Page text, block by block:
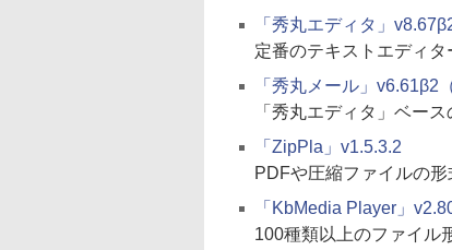
「秀丸エディタ」
定番のテキストエディタ
「秀丸メール」v6.61β2
「秀丸エディタ」ベー
「ZipPla」v1.5.3.2
PDFや圧縮ファイルの
「KbMedia Player」
100種類以上のファイル